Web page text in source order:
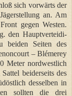
sich vorwärts der
an. Am
gegen Westen.
den Hauptverteidi-
beiden Seiten des
– Blémerey
Meter nordwestlich
beiderseits des
desselben in
sollten die drei